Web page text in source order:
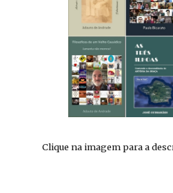
Clique na imagem para a